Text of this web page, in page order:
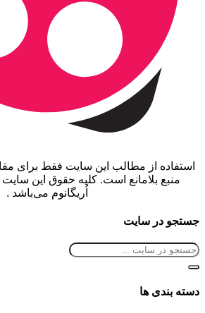
استفاده از مطالب این سایت فقط برای
منبع بلامانع است. کلیه حقوق این
اُریگانوم می‌باشد .
جستجو در سایت
دسته بندی ها